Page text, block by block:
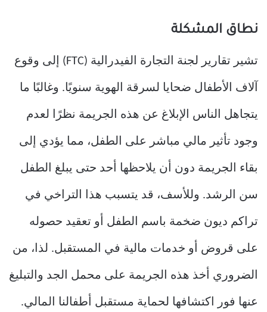
نطاق المشكلة
تشير تقارير لجنة التجارة الفيدرالية (FTC) إلى وقوع
آلاف الأطفال ضحايا لسرقة الهوية سنويًا. وغالبًا ما
يتجاهل الناس الإبلاغ عن هذه الجريمة نظرًا لعدم
وجود تأثير مالي مباشر على الطفل، مما يؤدي إلى
بقاء الجريمة دون أن يلاحظها أحد حتى يبلغ الطفل
سن الرشد. وللأسف، قد يتسبب هذا التراخي في
تراكم ديون ضخمة باسم الطفل أو تعقيد حصوله
على قروض أو خدمات مالية في المستقبل. لذا، من
الضروري أخذ هذه الجريمة على محمل الجد والتبليغ
عنها فور اكتشافها لحماية مستقبل أطفالنا المالي.